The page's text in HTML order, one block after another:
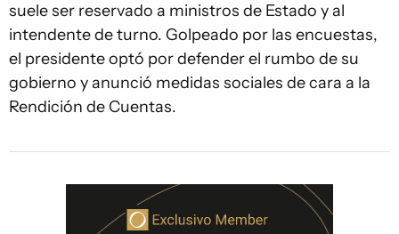
suele ser reservado a ministros de Estado y al
intendente de turno. Golpeado por las encuestas,
el presidente optó por defender el rumbo de su
gobierno y anunció medidas sociales de cara a la
Rendición de Cuentas.